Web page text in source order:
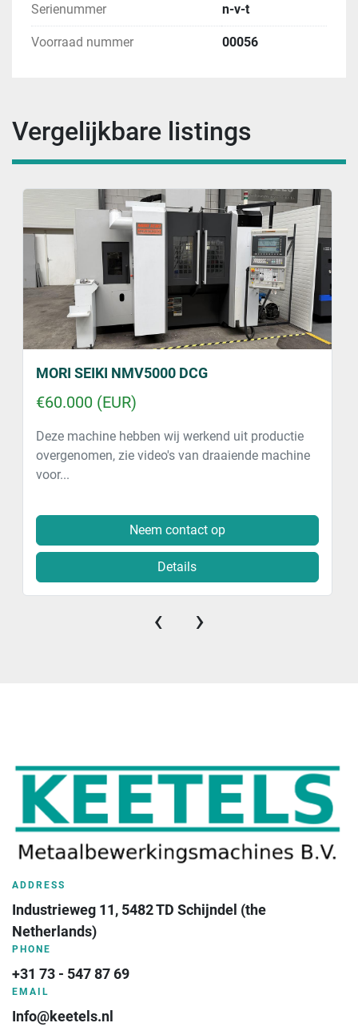
Serienummer n-v-t
Voorraad nummer 00056
Vergelijkbare listings
MORI SEIKI NMV5000 DCG
€60.000 (EUR)
Deze machine hebben wij werkend uit productie
overgenomen, zie video's van draaiende machine
voor...
Neem contact op
Details
‹ ›
ADDRESS
Industrieweg 11, 5482 TD Schijndel (the
Netherlands)
PHONE
+31 73 - 547 87 69
EMAIL
Info@keetels.nl